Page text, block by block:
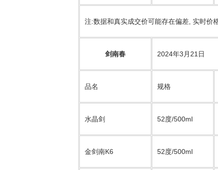
注:数据和真实成交价可能存在偏差, 实时价
剑南春 2024年3月21日
品名 规格
水晶剑 52度/500ml
金剑南K6 52度/500ml